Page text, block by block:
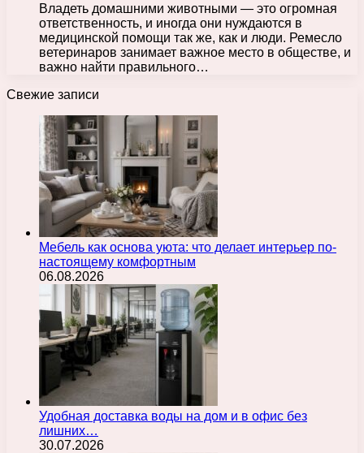
Владеть домашними животными — это огромная
ответственность, и иногда они нуждаются в
медицинской помощи так же, как и люди. Ремесло
ветеринаров занимает важное место в обществе, и
важно найти правильного…
Свежие записи
Мебель как основа уюта: что делает интерьер по-
настоящему комфортным
06.08.2026
Удобная доставка воды на дом и в офис без
лишних…
30.07.2026